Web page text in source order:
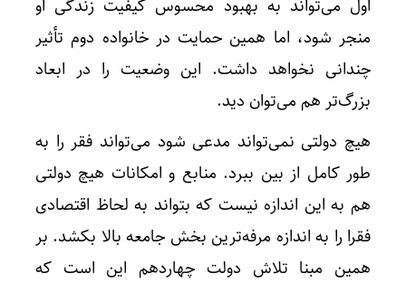
اول می‌تواند به بهبود محسوس کیفیت زندگی او
منجر شود، اما همین حمایت در خانواده دوم تأثیر
چندانی نخواهد داشت. این وضعیت را در ابعاد
بزرگ‌تر هم می‌توان دید.
هیچ دولتی نمی‌تواند مدعی شود می‌تواند فقر را به
طور کامل از بین ببرد. منابع و امکانات هیچ دولتی
هم به این اندازه نیست که بتواند به لحاظ اقتصادی
فقرا را به اندازه مرفه‌ترین بخش جامعه بالا بکشد. بر
همین مبنا تلاش دولت چهاردهم این است که